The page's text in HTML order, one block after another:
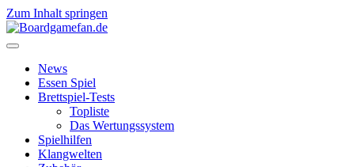
Zum Inhalt springen
News
Essen Spiel
Brettspiel-Tests
Topliste
Das Wertungssystem
Spielhilfen
Klangwelten